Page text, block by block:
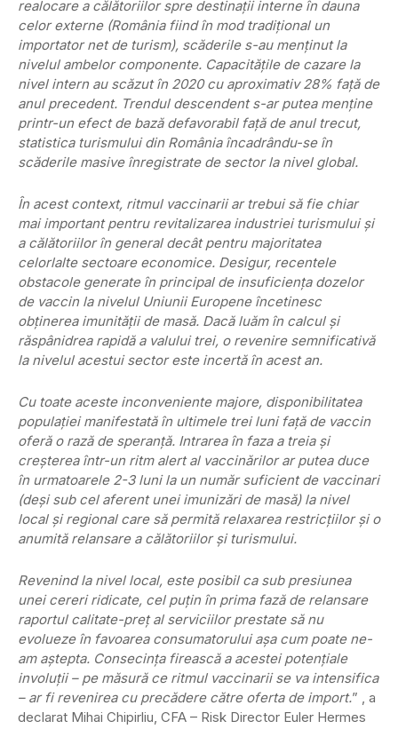
realocare a călătoriilor spre destinaţii interne în dauna
celor externe (România fiind în mod tradiţional un
importator net de turism), scăderile s-au menţinut la
nivelul ambelor componente. Capacităţile de cazare la
nivel intern au scăzut în 2020 cu aproximativ 28% faţă de
anul precedent. Trendul descendent s-ar putea menţine
printr-un efect de bază defavorabil faţă de anul trecut,
statistica turismului din România încadrându-se în
scăderile masive înregistrate de sector la nivel global.
În acest context, ritmul vaccinarii ar trebui să fie chiar
mai important pentru revitalizarea industriei turismului şi
a călătoriilor în general decât pentru majoritatea
celorlalte sectoare economice. Desigur, recentele
obstacole generate în principal de insuficienţa dozelor
de vaccin la nivelul Uniunii Europene încetinesc
obţinerea imunităţii de masă. Dacă luăm în calcul şi
răspânidrea rapidă a valului trei, o revenire semnificativă
la nivelul acestui sector este incertă în acest an.
Cu toate aceste inconveniente majore, disponibilitatea
populaţiei manifestată în ultimele trei luni faţă de vaccin
oferă o rază de speranţă. Intrarea în faza a treia şi
creşterea într-un ritm alert al vaccinărilor ar putea duce
în urmatoarele 2-3 luni la un număr suficient de vaccinari
(deşi sub cel aferent unei imunizări de masă) la nivel
local şi regional care să permită relaxarea restricţiilor şi o
anumită relansare a călătoriilor şi turismului.
Revenind la nivel local, este posibil ca sub presiunea
unei cereri ridicate, cel puţin în prima fază de relansare
raportul calitate-preţ al serviciilor prestate să nu
evolueze în favoarea consumatorului aşa cum poate ne-
am aştepta. Consecinţa firească a acestei potenţiale
involuţii – pe măsură ce ritmul vaccinarii se va intensifica
– ar fi revenirea cu precădere către oferta de import.” , a
declarat Mihai Chipirliu, CFA – Risk Director Euler Hermes